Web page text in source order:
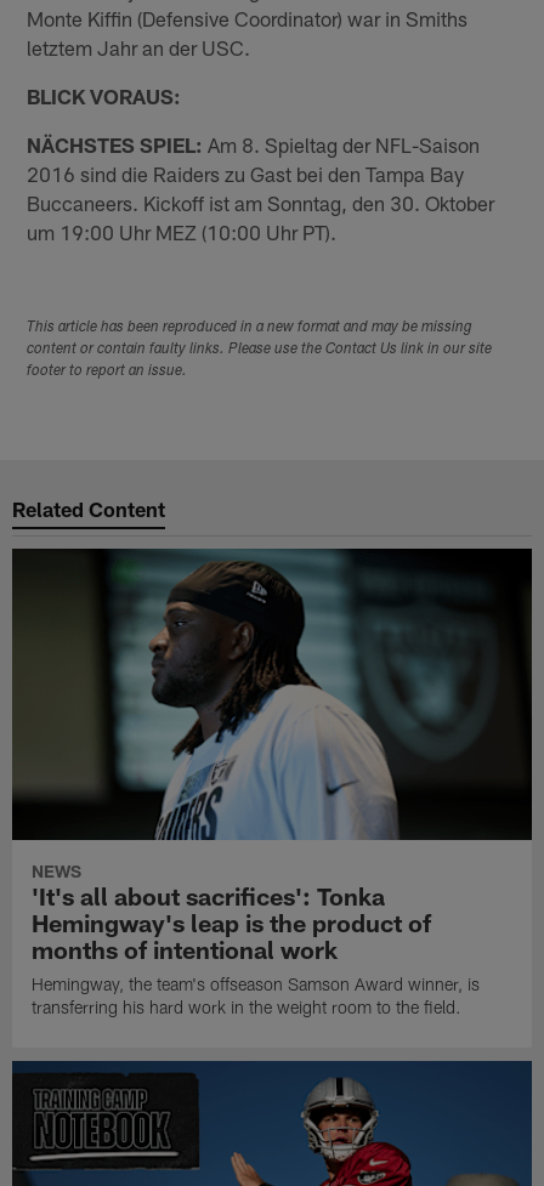
Monte Kiffin (Defensive Coordinator) war in Smiths
letztem Jahr an der USC.
BLICK VORAUS:
NÄCHSTES SPIEL: Am 8. Spieltag der NFL-Saison
2016 sind die Raiders zu Gast bei den Tampa Bay
Buccaneers. Kickoff ist am Sonntag, den 30. Oktober
um 19:00 Uhr MEZ (10:00 Uhr PT).
This article has been reproduced in a new format and may be missing
content or contain faulty links. Please use the Contact Us link in our site
footer to report an issue.
Related Content
NEWS
'It's all about sacrifices': Tonka
Hemingway's leap is the product of
months of intentional work
Hemingway, the team's offseason Samson Award winner, is
transferring his hard work in the weight room to the field.